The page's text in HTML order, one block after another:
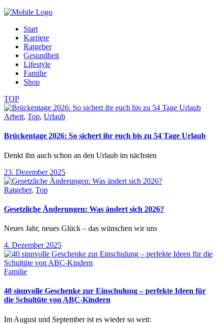
Start
Karriere
Ratgeber
Gesundheit
Lifestyle
Familie
Shop
TOP
Arbeit, Top, Urlaub
Brückentage 2026: So sichert ihr euch bis zu 54 Tage Urlaub
Denkt ihn auch schon an den Urlaub im nächsten
23. Dezember 2025
Ratgeber, Top
Gesetzliche Änderungen: Was ändert sich 2026?
Neues Jahr, neues Glück – das wünschen wir uns
4. Dezember 2025
Familie
40 sinnvolle Geschenke zur Einschulung – perfekte Ideen für
die Schultüte von ABC-Kindern
Im August und September ist es wieder so weit: